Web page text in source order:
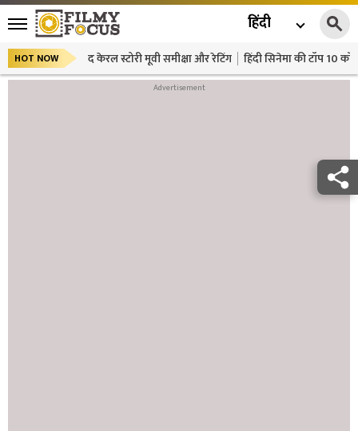
हिंदी
HOT NOW द केरल स्टोरी मूवी समीक्षा और रेटिंग हिंदी सिनेमा की टॉप 10